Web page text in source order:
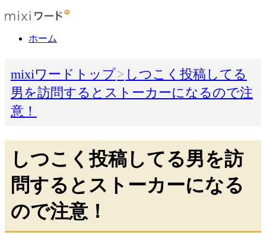
ホーム
mixiワードトップ
しつこく投稿してる
男を訪問するとストーカーになるので注
意！
しつこく投稿してる男を訪
問するとストーカーになる
ので注意！